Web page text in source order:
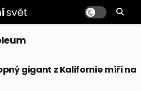
gigant z Kalifornie míří na